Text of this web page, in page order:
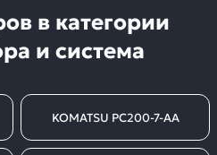
в категории
и система
KOMATSU PC200-7-AA